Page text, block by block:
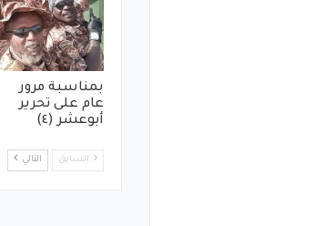
بمناسبة مرور
عام على تحرير
أبوعشر (٤)
السابق التالي